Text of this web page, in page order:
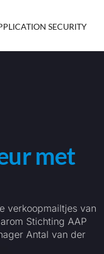
SECURITY
met
verkoopmailtjes van
Stichting AAP
Antal van der